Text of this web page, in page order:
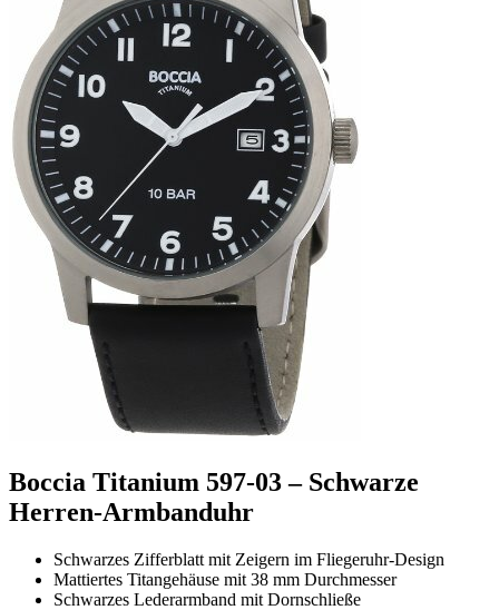
Boccia Titanium 597-03 – Schwarze
Herren-Armbanduhr
Schwarzes Zifferblatt mit Zeigern im Fliegeruhr-Design
Mattiertes Titangehäuse mit 38 mm Durchmesser
Schwarzes Lederarmband mit Dornschließe